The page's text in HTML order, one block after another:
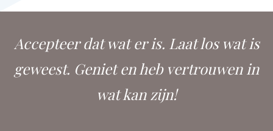
Accepteer dat wat er is. Laat los wat is
geweest. Geniet en heb vertrouwen in
wat kan zijn!